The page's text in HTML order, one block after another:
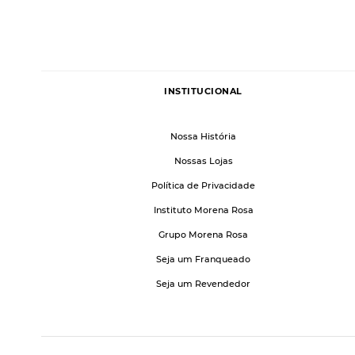
INSTITUCIONAL
Nossa História
Nossas Lojas
Política de Privacidade
Instituto Morena Rosa
Grupo Morena Rosa
Seja um Franqueado
Seja um Revendedor